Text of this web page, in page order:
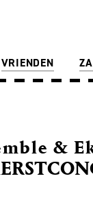
VRIENDEN
&